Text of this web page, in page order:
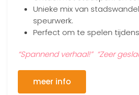
Unieke mix van
speurwerk.
Perfect om te spelen
“Spannend verhaal!” “Zeer
meer info